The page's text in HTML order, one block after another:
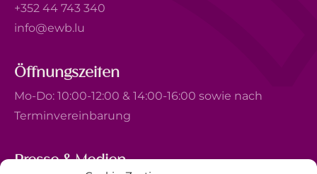
+352 44 743 340
info@ewb.lu
Öffnungszeiten
Mo-Do: 10:00-12:00 & 14:00-16:00 sowie nach
Terminvereinbarung
Presse & Medien